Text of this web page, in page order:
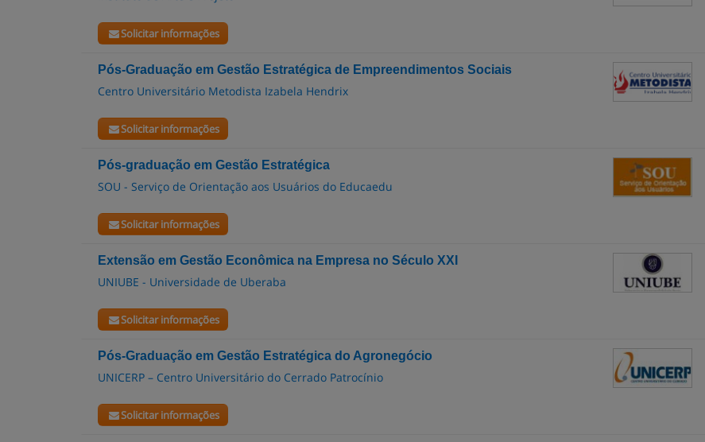
Solicitar informações
Pós-Graduação em Gestão Estratégica de Empreendimentos Sociais
Centro Universitário Metodista Izabela Hendrix
Solicitar informações
Pós-graduação em Gestão Estratégica
SOU - Serviço de Orientação aos Usuários do Educaedu
Solicitar informações
Extensão em Gestão Econômica na Empresa no Século XXI
UNIUBE - Universidade de Uberaba
Solicitar informações
Pós-Graduação em Gestão Estratégica do Agronegócio
UNICERP – Centro Universitário do Cerrado Patrocínio
Solicitar informações